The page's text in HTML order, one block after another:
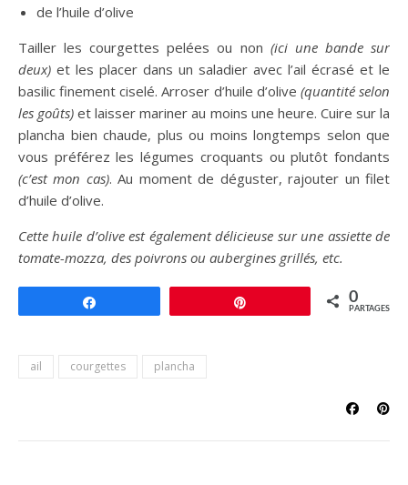
de l’huile d’olive
Tailler les courgettes pelées ou non (ici une bande sur
deux) et les placer dans un saladier avec l’ail écrasé et le
basilic finement ciselé. Arroser d’huile d’olive (quantité selon
les goûts) et laisser mariner au moins une heure. Cuire sur la
plancha bien chaude, plus ou moins longtemps selon que
vous préférez les légumes croquants ou plutôt fondants
(c’est mon cas). Au moment de déguster, rajouter un filet
d’huile d’olive.
Cette huile d’olive est également délicieuse sur une assiette de
tomate-mozza, des poivrons ou aubergines grillés, etc.
0
PARTAGES
ail courgettes plancha